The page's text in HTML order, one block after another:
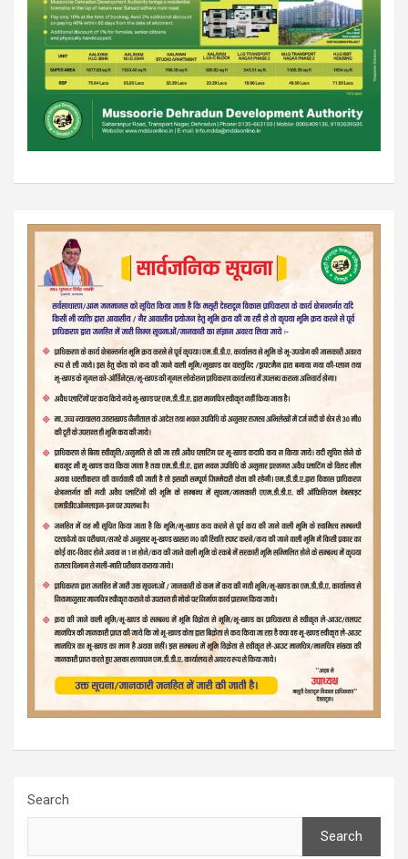
Search
Search